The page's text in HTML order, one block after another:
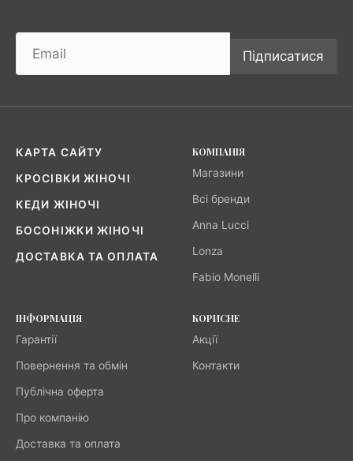
Підписатися
КАРТА САЙТУ
КРОСІВКИ ЖІНОЧІ
КЕДИ ЖІНОЧІ
БОСОНІЖКИ ЖІНОЧІ
ДОСТАВКА ТА ОПЛАТА
КОМПАНІЯ
Магазини
Всі бренди
Anna Lucci
Lonza
Fabio Monelli
ІНФОРМАЦІЯ
Гарантії
Повернення та обмін
Публічна оферта
Про компанію
Доставка та оплата
КОРИСНЕ
Акції
Контакти